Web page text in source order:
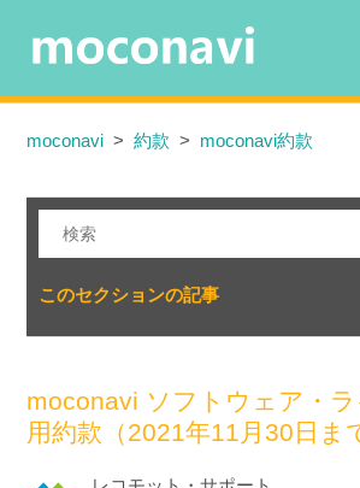
moconavi 約款 moconavi約款
このセクションの記事
moconavi ソフトウェア・
用約款（2021年11月30日ま